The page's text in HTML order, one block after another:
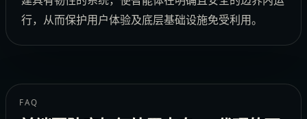
行，从而保护用户体验及底层基础设施免受利用。
FAQ